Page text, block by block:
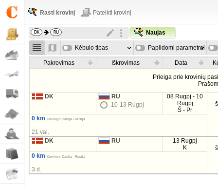
Rasti krovinį Pateikti krovinį
Naujas
Kėbulo tipas Papildomi parametrai
Pakrovimas Iškrovimas Data
Prieiga prie krovinių
DK
RU
10-13 Rugpj
08 Rugpj - 10
Rugpj
Š - Pr
0 km Krovinys Danija - Rusija
21 val.
DK
RU
13 Rugpj
K
0 km
Krovinys Danija - Rusija
3 d.